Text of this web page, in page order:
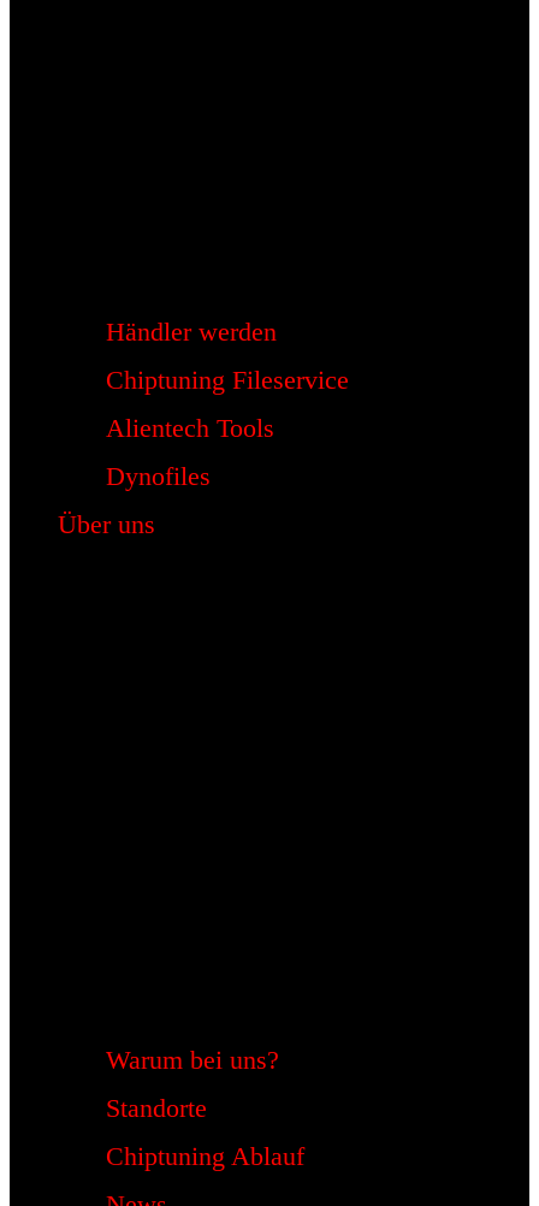
Händler werden
Chiptuning Fileservice
Alientech Tools
Dynofiles
Über uns
Warum bei uns?
Standorte
Chiptuning Ablauf